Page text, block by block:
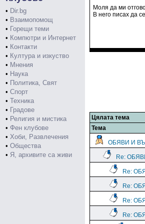
• Dir.bg
• Взаимопомощ
• Горещи теми
• Компютри и Интернет
• Контакти
• Култура и изкуство
• Мнения
• Наука
• Политика, Свят
• Спорт
• Техника
• Градове
• Религия и мистика
• Фен клубове
• Хоби, Развлечения
• Общества
• Я, архивите са живи
Моля да ми
В него писах да
Цялата тема
Тема
ОБЯВИ И
Re:
Re:
Re:
Re:
Re: